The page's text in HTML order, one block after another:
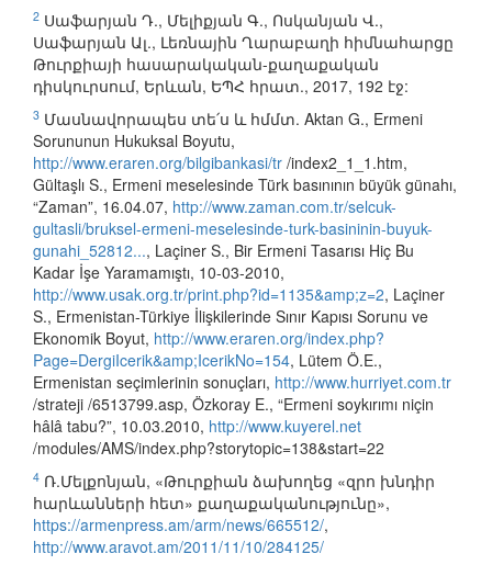
2 Սաֆարյան Դ., Մելիքյան Գ., Ոսկանյան Վ.,
Սաֆարյան Ալ., Լեռնային Ղարաբաղի հիմնահարցը
Թուրքիայի հասարակական-քաղաքական
դիսկուրսում, Երևան, ԵՊՀ հրատ., 2017, 192 էջ:
3 Մասնավորապես տե՛ս և հմմտ. Aktan G., Ermeni
Sorununun Hukuksal Boyutu,
http://www.eraren.org/bilgibankasi/tr /index2_1_1.htm,
Gültaşlı S., Ermeni meselesinde Türk basınının büyük günahı,
“Zaman”, 16.04.07, http://www.zaman.com.tr/selcuk-
gultasli/bruksel-ermeni-meselesinde-turk-basininin-buyuk-
gunahi_52812..., Laçiner S., Bir Ermeni Tasarısı Hiç Bu
Kadar İşe Yaramamıştı, 10-03-2010,
http://www.usak.org.tr/print.php?id=1135&amp;z=2, Laçiner
S., Ermenistan-Türkiye İlişkilerinde Sınır Kapısı Sorunu ve
Ekonomik Boyut, http://www.eraren.org/index.php?
Page=DergiIcerik&amp;IcerikNo=154, Lütem Ö.E.,
Ermenistan seçimlerinin sonuçları, http://www.hurriyet.com.tr
/strateji /6513799.asp, Özkoray E., “Ermeni soykırımı niçin
hâlâ tabu?”, 10.03.2010, http://www.kuyerel.net
/modules/AMS/index.php?storytopic=138&start=22
4 Ռ.Մելքոնյան, «Թուրքիան ձախողեց «զրո խնդիր
հարևանների հետ» քաղաքականությունը»,
https://armenpress.am/arm/news/665512/,
http://www.aravot.am/2011/11/10/284125/